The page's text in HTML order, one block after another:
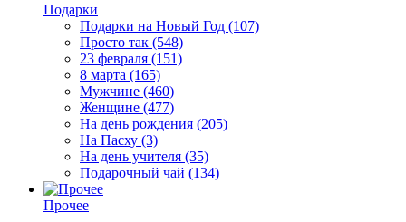
Подарки
Подарки на Новый Год (107)
Просто так (548)
23 февраля (151)
8 марта (165)
Мужчине (460)
Женщине (477)
На день рождения (205)
На Пасху (3)
На день учителя (35)
Подарочный чай (134)
Прочее